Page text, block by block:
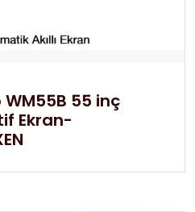
55 inç
Ekran-